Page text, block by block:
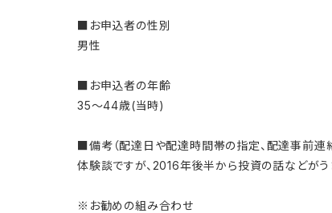
■お申込者の性別
男性
■お申込者の年齢
35～44歳(当時)
■備考（配達日や配達時間帯の指定、配達事前連
体験談ですが、2016年後半から投資の話などがう
※お勧めの組み合わせ